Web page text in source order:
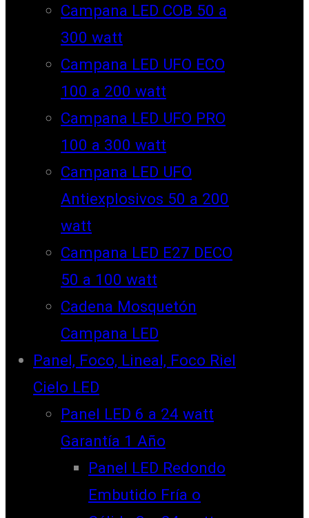
Campana LED COB 50 a
300 watt
Campana LED UFO ECO
100 a 200 watt
Campana LED UFO PRO
100 a 300 watt
Campana LED UFO
Antiexplosivos 50 a 200
watt
Campana LED E27 DECO
50 a 100 watt
Cadena Mosquetón
Campana LED
Panel, Foco, Lineal, Foco Riel
Cielo LED
Panel LED 6 a 24 watt
Garantía 1 Año
Panel LED Redondo
Embutido Fría o